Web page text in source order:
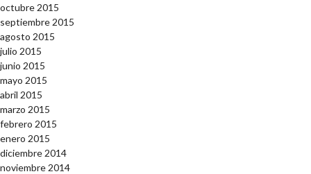
octubre 2015
septiembre 2015
agosto 2015
julio 2015
junio 2015
mayo 2015
abril 2015
marzo 2015
febrero 2015
enero 2015
diciembre 2014
noviembre 2014